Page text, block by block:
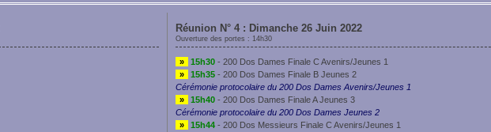
Réunion N° 4 : Dimanche 26 Juin 2022
Ouverture des portes : 14h30
» 15h30 - 200 Dos Dames Finale C Avenirs/Jeunes 1
»
15h35 - 200 Dos Dames Finale B Jeunes 2
Cérémonie protocolaire du 200 Dos Dames Avenirs/Jeunes 1
»
15h40 - 200 Dos Dames Finale A Jeunes 3
Cérémonie protocolaire du 200 Dos Dames Jeunes 2
»
15h44 - 200 Dos Messieurs Finale C Avenirs/Jeunes 1